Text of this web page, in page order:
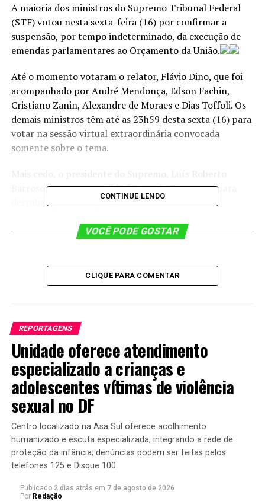
A maioria dos ministros do Supremo Tribunal Federal
(STF) votou nesta sexta-feira (16) por confirmar a
suspensão, por tempo indeterminado, da execução de
emendas parlamentares ao Orçamento da União.
Até o momento votaram o relator, Flávio Dino, que foi
acompanhado por André Mendonça, Edson Fachin,
Cristiano Zanin, Alexandre de Moraes e Dias Toffoli. Os
demais ministros têm até as 23h59 desta sexta (16) para
votar na sessão virtual extraordinária convocada
somente sobre o tema.
Mais cedo, o presidente do Supremo, Luís Roberto
Barroso, negou um pedido feito pelo Congresso para
derrubar por conta própria as liminares de Dino,
se justificaria em circunstância “excepcionalíssima”, o
(Reportagem em atualização)
ebc
TÓPICOS RELACIONADOS:
Câmara, Senado e partidos recorrem contra suspensão
de emendas impositivas; STF rejeita recurso
NÃO PERCA
Fim de semana tem mostra de cinema francês, encontro
de leitores e muita música
CONTINUE LENDO
VOCÊ PODE GOSTAR
CLIQUE PARA COMENTAR
REPORTAGENS
Unidade oferece atendimento
especializado a crianças e
adolescentes vítimas de violência
sexual no DF
Centro localizado na Asa Sul oferece acolhimento
humanizado e escuta especializada, integrando a rede de
proteção da infância; denúncias podem ser feitas pelos
telefones 125 e Disque 100
Publicado 2 dias atrás em 7 de agosto de 2026
Por Redação